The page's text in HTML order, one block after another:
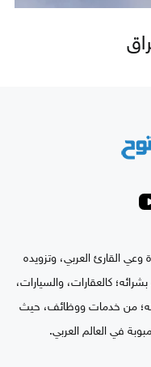
القارئ العربي، وتزويده
كالعقارات، والسيارات،
عنه؛ من خدمات ووظائف، حيث
في العالم العربي.